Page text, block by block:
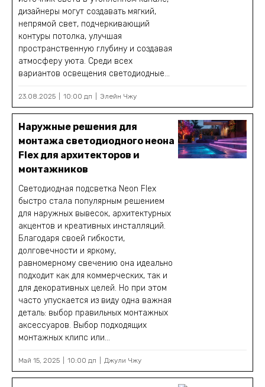
дизайнеры могут создавать мягкий,
непрямой свет, подчеркивающий
контуры потолка, улучшая
пространственную глубину и создавая
атмосферу уюта. Среди всех
вариантов освещения светодиодные...
23.08.2025 10:00 дп Элейн Чжу
Наружные решения для
монтажа светодиодного неона
Flex для архитекторов и
монтажников
Светодиодная подсветка Neon Flex
быстро стала популярным решением
для наружных вывесок, архитектурных
акцентов и креативных инсталляций.
Благодаря своей гибкости,
долговечности и яркому,
равномерному свечению она идеально
подходит как для коммерческих, так и
для декоративных целей. Но при этом
часто упускается из виду одна важная
деталь: выбор правильных монтажных
аксессуаров. Выбор подходящих
монтажных клипс или...
Май 15, 2025 10:00 дп Джули Чжу